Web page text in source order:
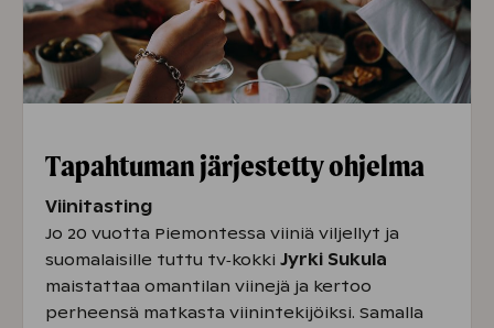
Tapahtuman järjestetty ohjelma
Viinitasting
Jo 20 vuotta Piemontessa viiniä viljellyt ja
suomalaisille tuttu tv‑kokki Jyrki Sukula
maistattaa omantilan viinejä ja kertoo
perheensä matkasta viinintekijöiksi. Samalla